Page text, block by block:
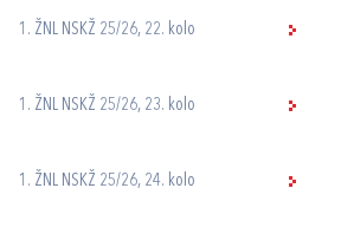
1. ŽNL NSKŽ 25/26, 22. kolo
1. ŽNL NSKŽ 25/26, 23. kolo
1. ŽNL NSKŽ 25/26, 24. kolo